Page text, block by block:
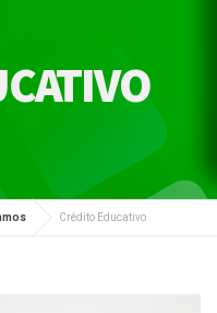
Crédito Educativo